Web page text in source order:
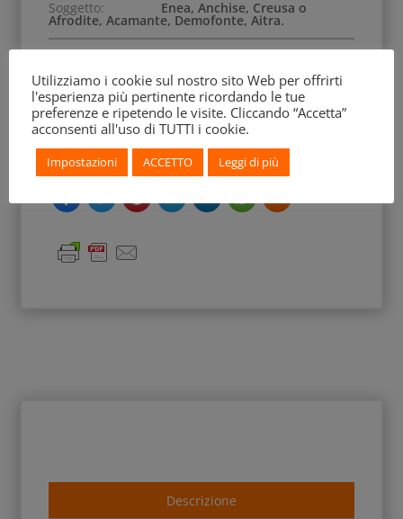
Soggetto: Enea, Anchise, Creusa o
Afrodite, Acamante, Demofonte, Aitra.
Decorazione Accessoria: Fiori di loto, denti di
lupo
BEAZLEY Archive: 6547
Descrizione
Utilizziamo i cookie sul nostro sito Web per offrirti
l'esperienza più pertinente ricordando le tue
preferenze e ripetendo le visite. Cliccando “Accetta”
acconsenti all'uso di TUTTI i cookie.
Impostazioni ACCETTO Leggi di più